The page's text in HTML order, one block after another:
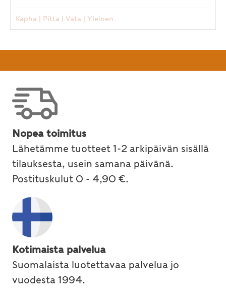
Kapha | Pitta | Vata | Yleinen
Nopea toimitus
Lähetämme tuotteet 1-2 arkipäivän sisällä
tilauksesta, usein samana päivänä.
Postituskulut 0 - 4,90 €.
Kotimaista palvelua
Suomalaista luotettavaa palvelua jo
vuodesta 1994.